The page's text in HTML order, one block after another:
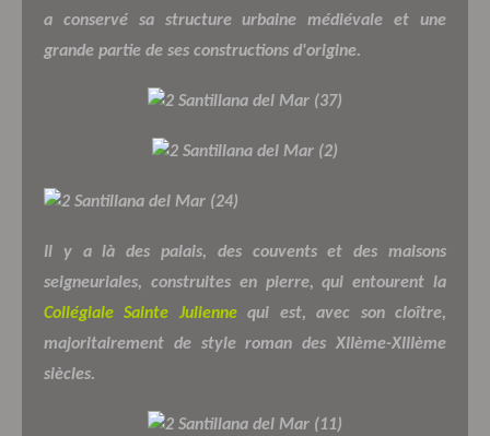
a conservé sa structure urbaine médiévale et une
grande partie de ses constructions d'origine.
Il y a là des palais, des couvents et des maisons
seigneuriales, construites en pierre, qui entourent la
Collégiale Sainte Juliennequi est, avec son cloître,
majoritairement de style roman des XIIème-XIIIème
siècles.